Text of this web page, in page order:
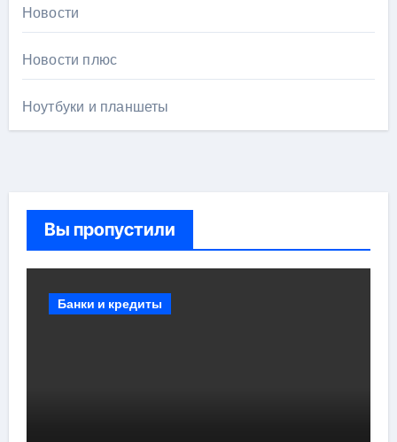
Новости
Новости плюс
Ноутбуки и планшеты
Вы пропустили
Банки и кредиты